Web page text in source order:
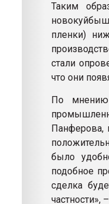
Таким
пленки)
стали
что они
По мнению
Панферова,
было
подобное
сделка
частности»,